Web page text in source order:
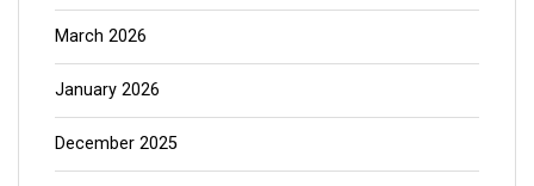
March 2026
January 2026
December 2025